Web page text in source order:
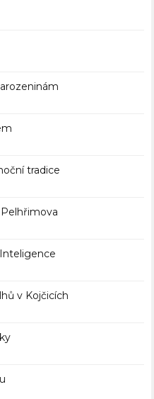
tradice
v Kojčicích